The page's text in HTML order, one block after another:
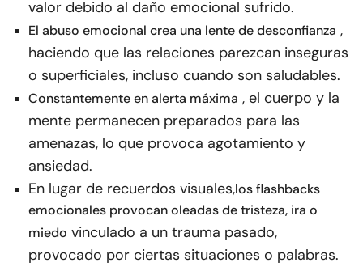
valor debido al daño emocional sufrido.
El abuso emocional crea una lente de desconfianza ,
haciendo que las relaciones parezcan inseguras
o superficiales, incluso cuando son saludables.
Constantemente en alerta máxima , el cuerpo y la
mente permanecen preparados para las
amenazas, lo que provoca agotamiento y
ansiedad.
En lugar de recuerdos visuales,los flashbacks
emocionales provocan oleadas de tristeza, ira o
miedo vinculado a un trauma pasado,
provocado por ciertas situaciones o palabras.